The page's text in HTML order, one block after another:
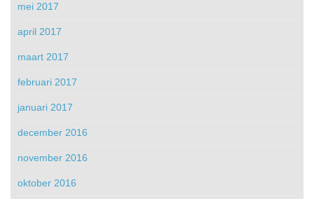
mei 2017
april 2017
maart 2017
februari 2017
januari 2017
december 2016
november 2016
oktober 2016